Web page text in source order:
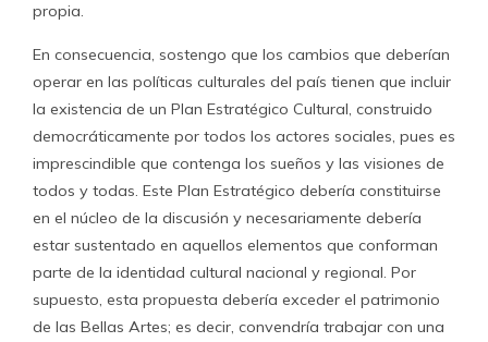
propia.
En consecuencia, sostengo que los cambios que deberían
operar en las políticas culturales del país tienen que incluir
la existencia de un Plan Estratégico Cultural, construido
democráticamente por todos los actores sociales, pues es
imprescindible que contenga los sueños y las visiones de
todos y todas. Este Plan Estratégico debería constituirse
en el núcleo de la discusión y necesariamente debería
estar sustentado en aquellos elementos que conforman
parte de la identidad cultural nacional y regional. Por
supuesto, esta propuesta debería exceder el patrimonio
de las Bellas Artes; es decir, convendría trabajar con una